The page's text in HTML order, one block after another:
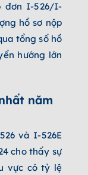
đơn I-526/I-
hồ sơ nộp
tổng số hồ
hướng lớn
năm
và I-526E
cho thấy sự
vực có tỷ lệ